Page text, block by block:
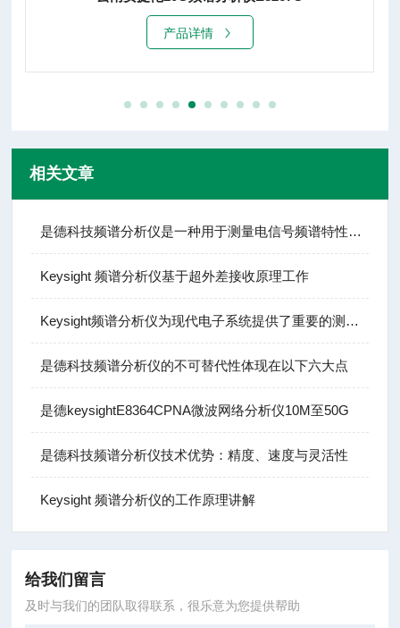
产品详情
相关文章
是德科技频谱分析仪是一种用于测量电信号频谱特性的电子测量仪器
Keysight 频谱分析仪基于超外差接收原理工作
Keysight频谱分析仪为现代电子系统提供了重要的测试手段
是德科技频谱分析仪的不可替代性体现在以下六大点
是德keysightE8364CPNA微波网络分析仪10M至50G
是德科技频谱分析仪技术优势：精度、速度与灵活性
Keysight 频谱分析仪的工作原理讲解
给我们留言
及时与我们的团队取得联系，很乐意为您提供帮助